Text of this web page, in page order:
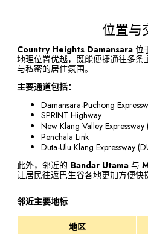
位置与
Country Heights Damansara 位
地理位置优越，既能便捷通往多
与私密的居住氛围。
主要通道包括：
Damansara-Puchong
SPRINT Highway
New Klang Valley Expressway
Penchala Link
Duta-Ulu Klang Expressway
此外，邻近的 Bandar Utama与
让居民往返巴生谷各地更加方便快
邻近主要地标
地区